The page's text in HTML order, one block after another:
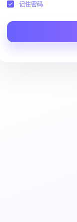
记住密码